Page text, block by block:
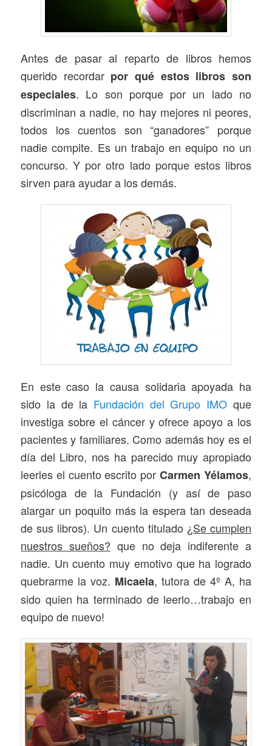
Antes de pasar al reparto de libros hemos
querido recordar por qué estos libros son
especiales. Lo son porque por un lado no
discriminan a nadie, no hay mejores ni peores,
todos los cuentos son “ganadores” porque
nadie compite. Es un trabajo en equipo no un
concurso. Y por otro lado porque estos libros
sirven para ayudar a los demás.
En este caso la causa solidaria apoyada ha
sido la de la Fundación del Grupo IMO que
investiga sobre el cáncer y ofrece apoyo a los
pacientes y familiares. Como además hoy es el
día del Libro, nos ha parecido muy apropiado
leerles el cuento escrito porCarmen Yélamos,
psicóloga de la Fundación (y así de paso
alargar un poquito más la espera tan deseada
de sus libros). Un cuento titulado ¿Se cumplen
nuestros sueños? que no deja indiferente a
nadie. Un cuento muy emotivo que ha logrado
quebrarme la voz. Micaela, tutora de 4º A, ha
sido quien ha terminado de leerlo…trabajo en
equipo de nuevo!